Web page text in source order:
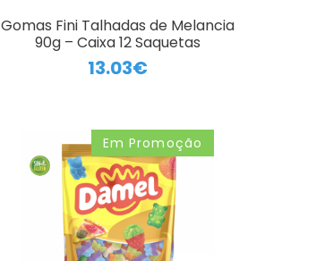
Gomas Fini Talhadas de Melancia
90g – Caixa 12 Saquetas
13.03€
Em Promoção